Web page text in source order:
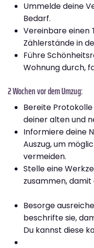
Ummelde deine
Bedarf.
Vereinbare einen
Zählerstände in
Führe
Wohnung durch,
2 Wochen vor dem Umzug:
Bereite
deiner alten und
Informiere deine
Auszug, um
vermeiden.
Stelle eine
zusammen,
Besorge
beschrifte sie,
Du kannst diese